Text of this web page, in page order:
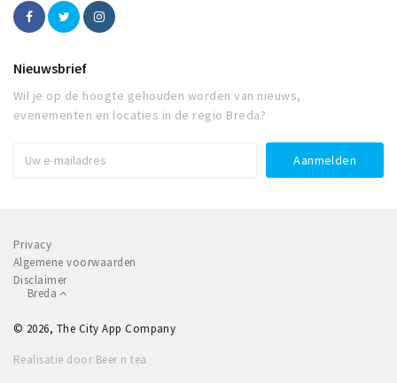
Nieuwsbrief
Wil je op de hoogte gehouden worden van nieuws,
evenementen en locaties in de regio Breda?
Privacy
Algemene voorwaarden
Disclaimer
Breda
© 2026, The City App Company
Realisatie door Beer n tea